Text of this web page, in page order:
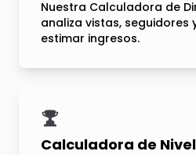
Nuestra Calculadora de
analiza vistas, seguidores
estimar ingresos.
Calculadora de